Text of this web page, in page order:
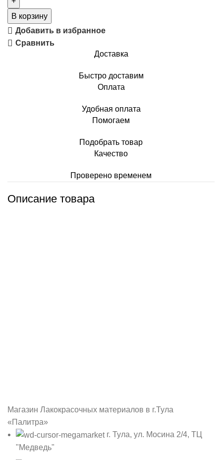
В корзину
Добавить в избранное
Сравнить
Доставка
Быстро доставим
Оплата
Удобная оплата
Помогаем
Подобрать товар
Качество
Проверено временем
Описание товара
Магазин Лакокрасочных материалов в г.Тула
«Палитра»
г. Тула, ул. Мосина 2/4, ТЦ
"Медведь"